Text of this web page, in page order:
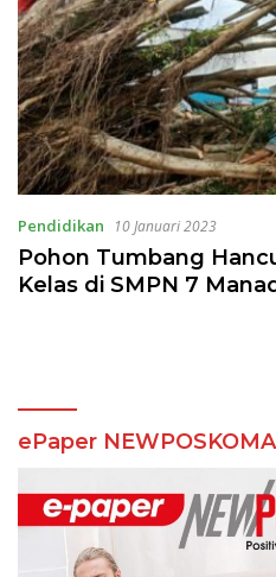
Pendidikan 10 Januari 2023
Pohon Tumbang
Kelas di SMPN 7
ePaper